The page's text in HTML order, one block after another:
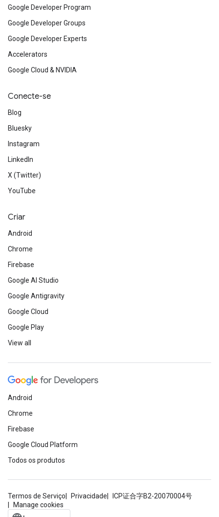
Google Developer Program
Google Developer Groups
Google Developer Experts
Accelerators
Google Cloud & NVIDIA
Conecte-se
Blog
Bluesky
Instagram
LinkedIn
X (Twitter)
YouTube
Criar
Android
Chrome
Firebase
Google AI Studio
Google Antigravity
Google Cloud
Google Play
View all
Android
Chrome
Firebase
Google Cloud Platform
Todos os produtos
Termos de Serviço Privacidade
ICP证合字B2-20070004号
Manage cookies